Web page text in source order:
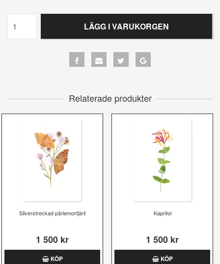
LÄGG I VARUKORGEN
Relaterade produkter
Silverstreckad pärlemorfjäril
1 500 kr
KÖP
Kaprifol
1 500 kr
KÖP